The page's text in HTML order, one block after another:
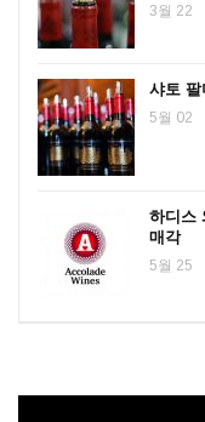
3월 22
샤토 팔
5월 02
하디스
매각
5월 25